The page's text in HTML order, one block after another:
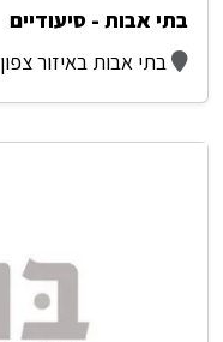
בתי אבות - סיעודיים
בתי אבות באיזור צפון